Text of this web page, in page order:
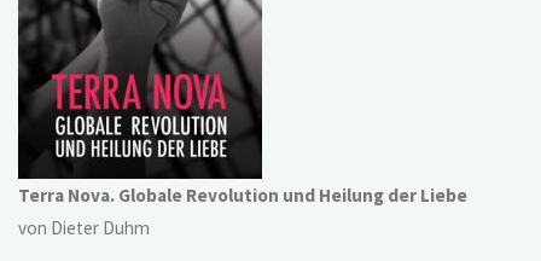
Terra Nova. Globale Revolution und Heilung der Liebe
von Dieter Duhm